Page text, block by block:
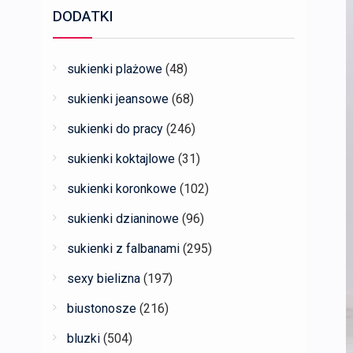
DODATKI
sukienki plażowe (48)
sukienki jeansowe (68)
sukienki do pracy (246)
sukienki koktajlowe (31)
sukienki koronkowe (102)
sukienki dzianinowe (96)
sukienki z falbanami (295)
sexy bielizna (197)
biustonosze (216)
bluzki (504)